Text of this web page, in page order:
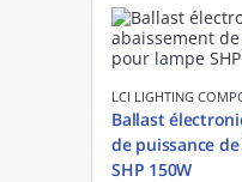
LCI LIGHTING
Ballast
de puissance
SHP 150W